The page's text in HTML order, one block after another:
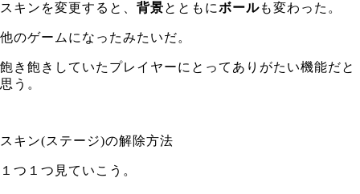
スキンを変更すると、 背景とともにボールも変わった。
他のゲームになったみたいだ。
飽き飽きしていたプレイヤーにとってありがたい機能だと
思う。
スキン(ステージ)の解除方法
１つ１つ見ていこう。